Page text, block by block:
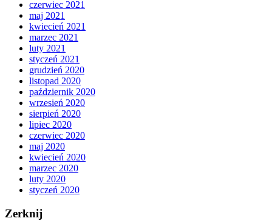
czerwiec 2021
maj 2021
kwiecień 2021
marzec 2021
luty 2021
styczeń 2021
grudzień 2020
listopad 2020
październik 2020
wrzesień 2020
sierpień 2020
lipiec 2020
czerwiec 2020
maj 2020
kwiecień 2020
marzec 2020
luty 2020
styczeń 2020
Zerknij